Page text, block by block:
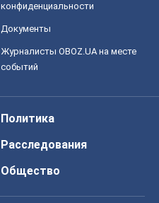
конфиденциальности
Документы
Журналисты OBOZ.UA на месте
событий
Политика
Расследования
Общество